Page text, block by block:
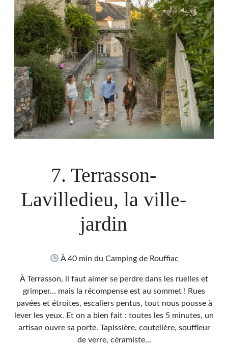
7. Terrasson-
Lavilledieu, la ville-
jardin
À 40 min du Camping de Rouffiac
À Terrasson, il faut aimer se perdre dans les ruelles et
grimper… mais la récompense est au sommet ! Rues
pavées et étroites, escaliers pentus, tout nous pousse à
lever les yeux. Et on a bien fait : toutes les 5 minutes, un
artisan ouvre sa porte. Tapissière, coutelière, souffleur
de verre, céramiste…